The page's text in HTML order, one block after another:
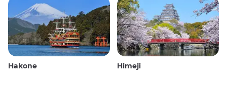
Hakone Himeji